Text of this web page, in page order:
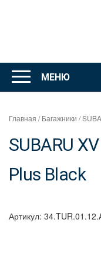
Интернет
магазин
"Can Auto"
МЕНЮ
Главная /Багажники /
SUBARU
Plus Black
Артикул: